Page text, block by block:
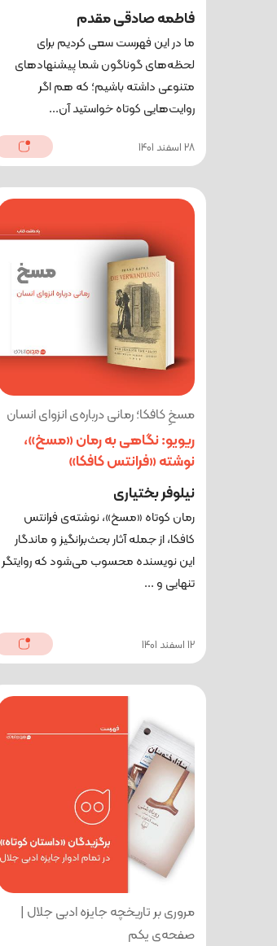
فاطمه صادقی مقدم
ما در این فهرست سعی کردیم برای
لحظه‌های گوناگون شما پیشنهادهای
متنوعی داشته باشیم؛ که هم اگر
روایت‌هایی کوتاه خواستید آن...
28 اسفند 1401
مسخِ کافکا؛ رمانی درباره‌ی انزوای انسان
ریویو: نگاهی به رمان «مسخ»،
نوشته «فرانتس کافکا»
نیلوفر بختیاری
رمان کوتاه «مسخ»، نوشته‌ی فرانتس
کافکا، از جمله آثار بحث‌برانگیز و ماندگار
این نویسنده محسوب می‌شود که روایتگر
تنهایی و ...
12 اسفند 1401
مروری بر تاریخچه جایزه ادبی جلال |
صفحه‌ی یکم